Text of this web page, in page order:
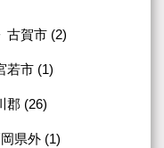
古賀市 (2)
若市 (1)
郡 (26)
県外 (1)